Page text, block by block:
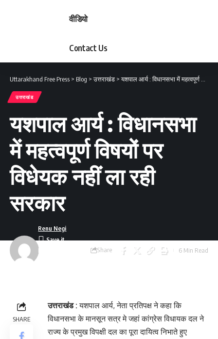
वीडियो
Contact Us
Uttarakhand Free Press > Blog >उत्तराखंड >यशपाल आर्य : विधानसभा में महत्वपूर्ण विषयों पर विधेयक नहीं ला रही सरकार
उत्तराखंड
यशपाल आर्य : विधानसभा
में महत्वपूर्ण विषयों पर
विधेयक नहीं ला रही
सरकार
Last updated:
Renu Negi
Share 6 Min Read
SHARE
उत्तराखंड : यशपाल आर्य, नेता प्रतिपक्ष ने कहा कि
विधानसभा के मानसून सत्र मे जहां कांग्रेस विधायक दल ने
राज्य के प्रमुख विपक्षी दल का पूरा दायित्व निभाते हुए